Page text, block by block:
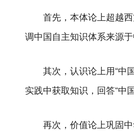
首先，本体论上超越
调中国自主知识体系来源
其次，认识论上用“中
实践中获取知识，回答“中
再次，价值论上巩固